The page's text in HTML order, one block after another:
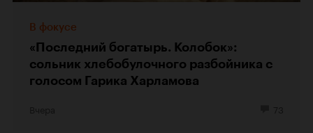
В фокусе
«Последний богатырь. Колобок»:
сольник хлебобулочного разбойника с
голосом Гарика Харламова